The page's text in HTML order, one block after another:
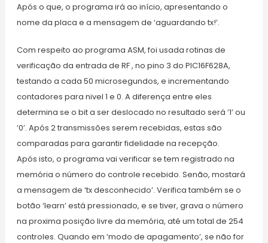
Após o que, o programa irá ao início, apresentando o
nome da placa e a mensagem de ‘aguardando tx!’.
Com respeito ao programa ASM, foi usada rotinas de
verificação da entrada de RF , no pino 3 do PIC16F628A,
testando a cada 50 microsegundos, e incrementando
contadores para nivel 1 e 0. A diferença entre eles
determina se o bit a ser deslocado no resultado será ‘1’ ou
‘0’. Após 2 transmissões serem recebidas, estas são
comparadas para garantir fidelidade na recepção.
Após isto, o programa vai verificar se tem registrado na
memória o número do controle recebido. Senão, mostará
a mensagem de ‘tx desconhecido’. Verifica também se o
botão ‘learn’ está pressionado, e se tiver, grava o número
na proxima posição livre da memória, até um total de 254
controles. Quando em ‘modo de apagamento’, se não for